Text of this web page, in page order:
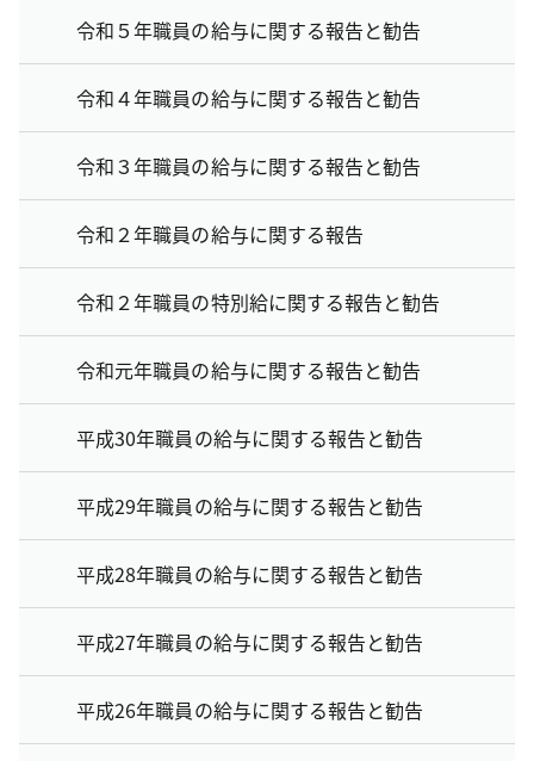
令和５年職員の給与に関する報告と勧告
令和４年職員の給与に関する報告と勧告
令和３年職員の給与に関する報告と勧告
令和２年職員の給与に関する報告
令和２年職員の特別給に関する報告と勧告
令和元年職員の給与に関する報告と勧告
平成30年職員の給与に関する報告と勧告
平成29年職員の給与に関する報告と勧告
平成28年職員の給与に関する報告と勧告
平成27年職員の給与に関する報告と勧告
平成26年職員の給与に関する報告と勧告